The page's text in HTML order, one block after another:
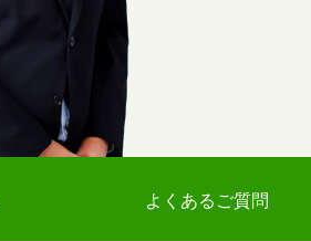
よくあるご質問